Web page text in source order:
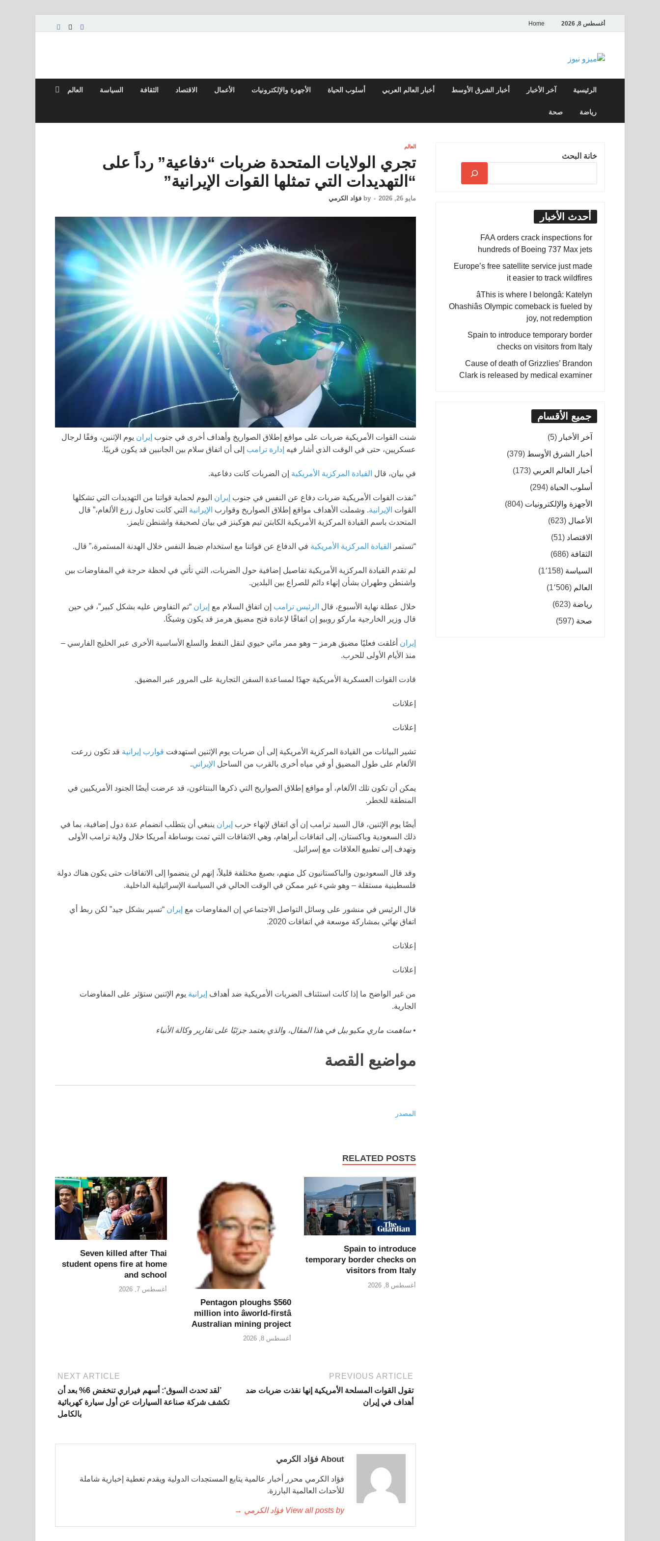
أغسطس 8, 2026 Home
ميزو نيوز
الرئيسية آخر الأخبار أخبار الشرق الأوسط أخبار العالم العربي أسلوب الحياة الأجهزة والإلكترونيات الأعمال الاقتصاد الثقافة السياسة العالم
رياضة صحة
العالم
تجري الولايات المتحدة ضربات “دفاعية” رداً على
“التهديدات التي تمثلها القوات الإيرانية”
مايو 26, 2026 -
by فؤاد الكرمي
شنت القوات الأمريكية ضربات على مواقع إطلاق الصواريخ وأهداف أخرى في جنوب إيران يوم الإثنين، وفقًا لرجال
عسكريين، حتى في الوقت الذي أشار فيه إدارة ترامب إلى أن اتفاق سلام بين الجانبين قد يكون قريبًا.
في بيان، قال القيادة المركزية الأمريكية إن الضربات كانت دفاعية.
“نفذت القوات الأمريكية ضربات دفاع عن النفس في جنوب إيران اليوم لحماية قواتنا من التهديدات التي تشكلها
القوات الإيرانية. وشملت الأهداف مواقع إطلاق الصواريخ وقوارب الإيرانية التي كانت تحاول زرع الألغام،” قال
المتحدث باسم القيادة المركزية الأمريكية الكابتن تيم هوكينز في بيان لصحيفة واشنطن تايمز.
“تستمر القيادة المركزية الأمريكية في الدفاع عن قواتنا مع استخدام ضبط النفس خلال الهدنة المستمرة،” قال.
لم تقدم القيادة المركزية الأمريكية تفاصيل إضافية حول الضربات، التي تأتي في لحظة حرجة في المفاوضات بين
واشنطن وطهران بشأن إنهاء دائم للصراع بين البلدين.
خلال عطلة نهاية الأسبوع، قال الرئيس ترامب إن اتفاق السلام مع إيران “تم التفاوض عليه بشكل كبير”، في حين
قال وزير الخارجية ماركو روبيو إن اتفاقًا لإعادة فتح مضيق هرمز قد يكون وشيكًا.
إيران أغلقت فعليًا مضيق هرمز – وهو ممر مائي حيوي لنقل النفط والسلع الأساسية الأخرى عبر الخليج الفارسي –
منذ الأيام الأولى للحرب.
قادت القوات العسكرية الأمريكية جهدًا لمساعدة السفن التجارية على المرور عبر المضيق.
إعلانات
إعلانات
تشير البيانات من القيادة المركزية الأمريكية إلى أن ضربات يوم الإثنين استهدفت قوارب إيرانية قد تكون زرعت
الألغام على طول المضيق أو في مياه أخرى بالقرب من الساحل الإيراني.
يمكن أن تكون تلك الألغام، أو مواقع إطلاق الصواريخ التي ذكرها البنتاغون، قد عرضت أيضًا الجنود الأمريكيين في
المنطقة للخطر.
أيضًا يوم الإثنين، قال السيد ترامب إن أي اتفاق لإنهاء حرب إيران ينبغي أن يتطلب انضمام عدة دول إضافية، بما في
ذلك السعودية وباكستان، إلى اتفاقات أبراهام، وهي الاتفاقات التي تمت بوساطة أمريكا خلال ولاية ترامب الأولى
وتهدف إلى تطبيع العلاقات مع إسرائيل.
وقد قال السعوديون والباكستانيون كل منهم، بصيغ مختلفة قليلاً، إنهم لن ينضموا إلى الاتفاقات حتى يكون هناك دولة
فلسطينية مستقلة – وهو شيء غير ممكن في الوقت الحالي في السياسة الإسرائيلية الداخلية.
قال الرئيس في منشور على وسائل التواصل الاجتماعي إن المفاوضات مع إيران “تسير بشكل جيد” لكن ربط أي
اتفاق نهائي بمشاركة موسعة في اتفاقات 2020.
إعلانات
إعلانات
من غير الواضح ما إذا كانت استئناف الضربات الأمريكية ضد أهداف إيرانية يوم الإثنين ستؤثر على المفاوضات
الجارية.
• ساهمت ماري مكيو بيل في هذا المقال، والذي يعتمد جزئيًا على تقارير وكالة الأنباء
مواضيع القصة
المصدر
RELATED POSTS
Spain to introduce
temporary border checks on
visitors from Italy
أغسطس 8, 2026
Pentagon ploughs $560
million into âworld-firstâ
Australian mining project
أغسطس 8, 2026
Seven killed after Thai
student opens fire at home
and school
أغسطس 7, 2026
PREVIOUS ARTICLE
تقول القوات المسلحة الأمريكية إنها نفذت ضربات ضد
أهداف في إيران
NEXT ARTICLE
’لقد تحدث السوق‘: أسهم فيراري تنخفض 6% بعد أن
تكشف شركة صناعة السيارات عن أول سيارة كهربائية
بالكامل
About فؤاد الكرمي
فؤاد الكرمي محرر أخبار عالمية يتابع المستجدات الدولية ويقدم تغطية إخبارية شاملة
للأحداث العالمية البارزة.
View all posts by فؤاد الكرمي →
خانة البحث
أحدث الأخبار
FAA orders crack inspections for
hundreds of Boeing 737 Max jets
Europe’s free satellite service just made
it easier to track wildfires
âThis is where I belongâ: Katelyn
Ohashiâs Olympic comeback is fueled by
joy, not redemption
Spain to introduce temporary border
checks on visitors from Italy
Cause of death of Grizzlies’ Brandon
Clark is released by medical examiner
جميع الأقسام
آخر الأخبار (5)
أخبار الشرق الأوسط (379)
أخبار العالم العربي (173)
أسلوب الحياة (294)
الأجهزة والإلكترونيات (804)
الأعمال (623)
الاقتصاد (51)
الثقافة (686)
السياسة (1٬158)
العالم (1٬506)
رياضة (623)
صحة (597)